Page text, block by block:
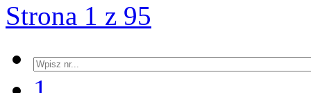
Strona 1 z 95